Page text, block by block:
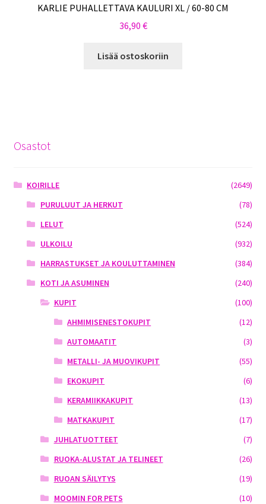
KARLIE PUHALLETTAVA KAULURI XL / 60-80 CM
36,90 €
Lisää ostoskoriin
Osastot
KOIRILLE
(2649)
PURULUUT JA HERKUT
(78)
LELUT
(524)
ULKOILU
(932)
HARRASTUKSET JA KOULUTTAMINEN
(384)
KOTI JA ASUMINEN
(240)
KUPIT
(100)
AHMIMISENESTOKUPIT
(12)
AUTOMAATIT
(3)
METALLI- JA MUOVIKUPIT
(55)
EKOKUPIT
(6)
KERAMIIKKAKUPIT
(13)
MATKAKUPIT
(17)
JUHLATUOTTEET
(7)
RUOKA-ALUSTAT JA TELINEET
(26)
RUOAN SÄILYTYS
(19)
MOOMIN FOR PETS
(10)